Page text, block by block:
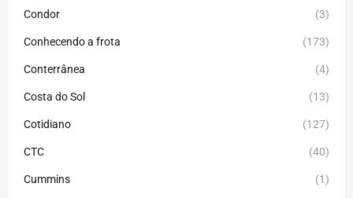
Condor (3)
Conhecendo a frota (173)
Conterrânea (4)
Costa do Sol (13)
Cotidiano (127)
CTC (40)
Cummins (1)